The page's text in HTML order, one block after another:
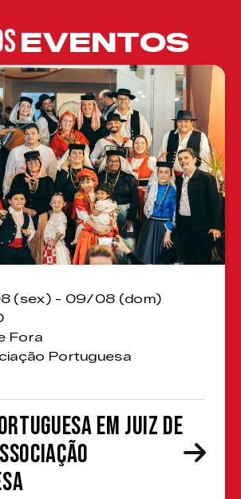
EVENTOS
(sex) - 09/08 (dom)
Fora
Portuguesa
em Juiz de